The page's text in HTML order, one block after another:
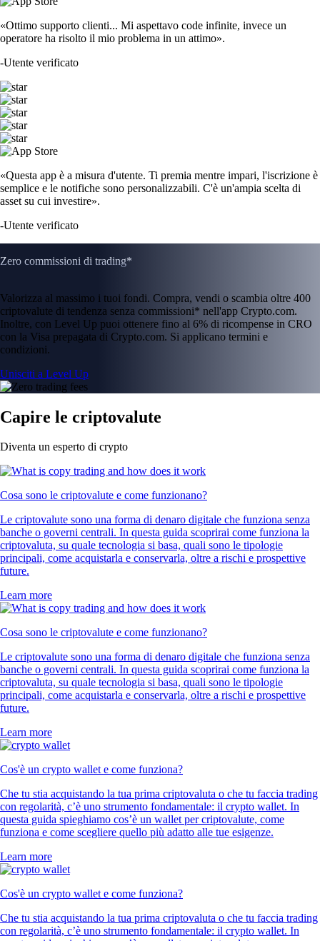
«Ottimo supporto clienti... Mi aspettavo code infinite, invece un
operatore ha risolto il mio problema in un attimo».
-Utente verificato
«Questa app è a misura d'utente. Ti premia mentre impari, l'iscrizione è
semplice e le notifiche sono personalizzabili. C'è un'ampia scelta di
asset su cui investire».
-Utente verificato
Zero commissioni di trading*
Valorizza al massimo i tuoi fondi. Compra, vendi o scambia oltre 400
criptovalute di tendenza senza commissioni* nell'app Crypto.com.
Inoltre, con Level Up puoi ottenere fino al 6% di ricompense in CRO
con la Visa prepagata di Crypto.com. Si applicano termini e
condizioni.
Unisciti a Level Up
Capire le criptovalute
Diventa un esperto di crypto
Cosa sono le criptovalute e come funzionano?
Le criptovalute sono una forma di denaro digitale che funziona senza
banche o governi centrali. In questa guida scoprirai come funziona la
criptovaluta, su quale tecnologia si basa, quali sono le tipologie
principali, come acquistarla e conservarla, oltre a rischi e prospettive
future.
Learn more
Cosa sono le criptovalute e come funzionano?
Le criptovalute sono una forma di denaro digitale che funziona senza
banche o governi centrali. In questa guida scoprirai come funziona la
criptovaluta, su quale tecnologia si basa, quali sono le tipologie
principali, come acquistarla e conservarla, oltre a rischi e prospettive
future.
Learn more
Cos'è un crypto wallet e come funziona?
Che tu stia acquistando la tua prima criptovaluta o che tu faccia trading
con regolarità, c’è uno strumento fondamentale: il crypto wallet. In
questa guida spieghiamo cos’è un wallet per criptovalute, come
funziona e come scegliere quello più adatto alle tue esigenze.
Learn more
Cos'è un crypto wallet e come funziona?
Che tu stia acquistando la tua prima criptovaluta o che tu faccia trading
con regolarità, c’è uno strumento fondamentale: il crypto wallet. In